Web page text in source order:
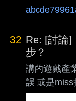
台灣遊戲，
用看投資人
企及的畫面
樣來看，獨
解嗎？ 或者
台灣遊戲的
32 Re: [討論]
步？
講的遊戲產
誤 或是miss
遊戲大廠的